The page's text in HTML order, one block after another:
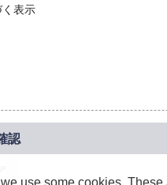
表示
use some cookies. These